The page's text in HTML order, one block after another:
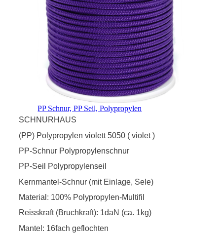
PP Schnur, PP Seil, Polypropylen
SCHNURHAUS
(PP) Polypropylen violett 5050 ( violet )
PP-Schnur Polypropylenschnur
PP-Seil Polypropylenseil
Kernmantel-Schnur (mit Einlage, Sele)
Material: 100% Polypropylen-Multifil
Reisskraft (Bruchkraft): 1daN (ca. 1kg)
Mantel: 16fach geflochten